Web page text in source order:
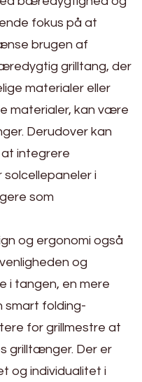
fokus på at
brugen af
grilltang, der
materialer eller
materialer, kan være
Derudover kan
integrere
i
som
og ergonomi også
og
i tangen, en mere
smart folding-
for grillmestre at
grilltænger. Der er
og individualitet i